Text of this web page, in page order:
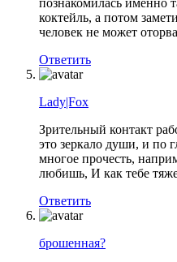
коктейль, а потом
человек не может
Ответить
Lady|Fox
Зрительный контакт
это зеркало души, и по
многое прочесть,
любишь, И как тебе
Ответить
брошенная?